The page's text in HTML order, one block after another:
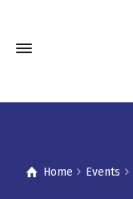
Home Events